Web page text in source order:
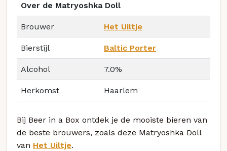
Over de Matryoshka Doll
Brouwer Het Uiltje
Bierstijl Baltic Porter
Alcohol 7.0%
Herkomst Haarlem
Bij Beer in a Box ontdek je de mooiste bieren van
de beste brouwers, zoals deze Matryoshka Doll
van Het Uiltje.